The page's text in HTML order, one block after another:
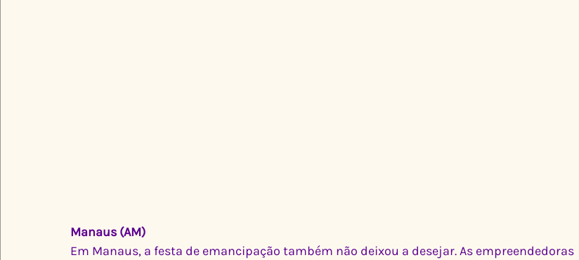
Manaus (AM)
Em Manaus, a festa de emancipação também não deixou a desejar. As empreendedoras